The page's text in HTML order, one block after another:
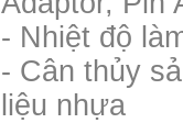
- Nhiệt độ
- Cân thủy
liệu nhựa